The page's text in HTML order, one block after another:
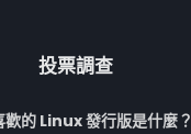
投票調查
歡的 Linux 發行版是什麼？